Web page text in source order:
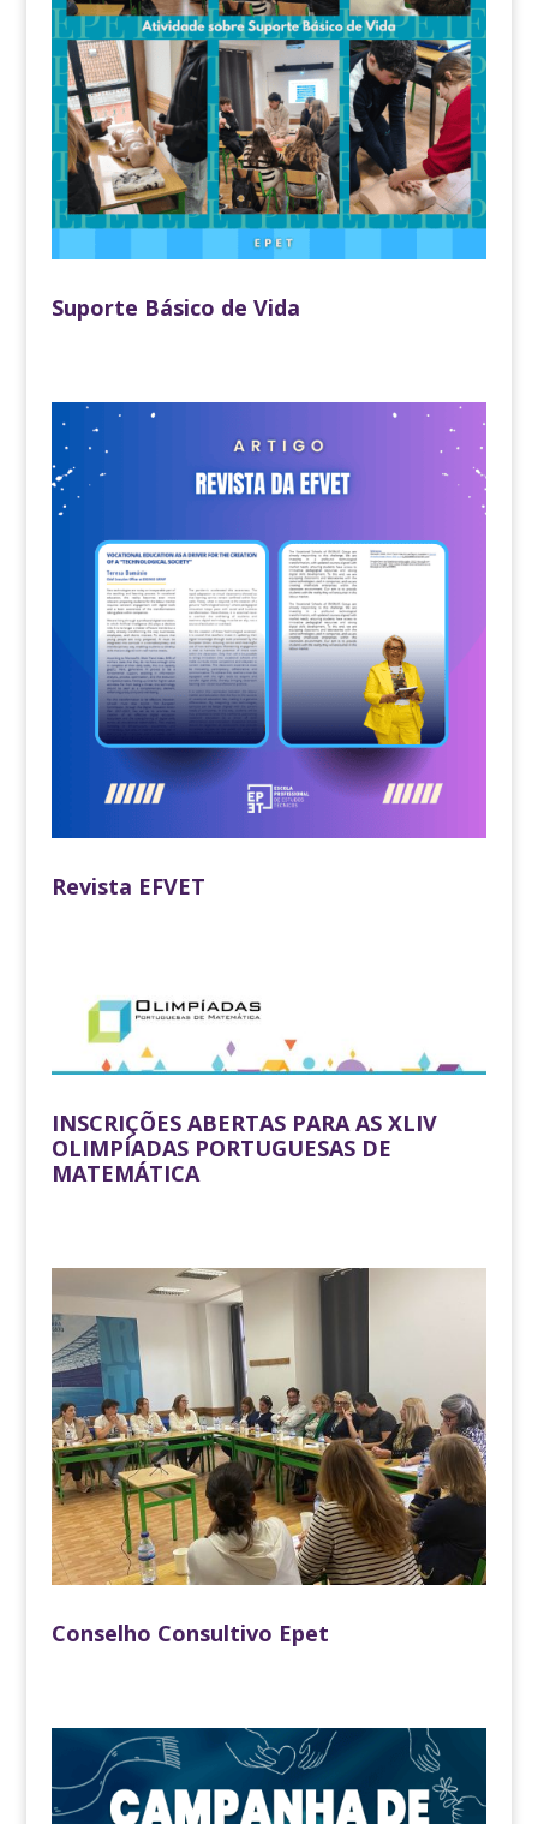
Suporte Básico de Vida
Revista EFVET
INSCRIÇÕES ABERTAS PARA AS XLIV
OLIMPÍADAS PORTUGUESAS DE
MATEMÁTICA
Conselho Consultivo Epet